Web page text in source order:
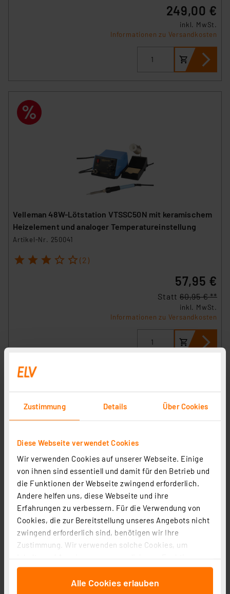
Zustimmung Details Über Cookies
Diese Webseite verwendet Cookies
Wir verwenden Cookies auf unserer Webseite. Einige
von ihnen sind essentiell und damit für den Betrieb und
die Funktionen der Webseite zwingend erforderlich.
Andere helfen uns, diese Webseite und ihre
Erfahrungen zu verbessern. Für die Verwendung von
Cookies, die zur Bereitstellung unseres Angebots nicht
zwingend erforderlich sind, benötigen wir Ihre
Zustimmung. Wir verwenden solche Cookies, um
für soziale Medien anbieten zu können und die Zugriffe
auf unsere Website zu analysieren. Außerdem geben
Alle Cookies erlauben
249,00 €
inkl. MwSt.
Informationen zu Versandkosten
Velleman 48W-Lötstation VTSSC50N mit keramischem
Heizelement und analoger Temperatureinstellung
Artikel-Nr. 250041
1 2 3 4 5 (2)
57,95 €
Statt 60,95 € **
inkl. MwSt.
Informationen zu Versandkosten
ELV LS-80D-II Digitale Lötstation, 80 W
Artikel-Nr. 115008
2 (24)
49,95 €
Statt59,95 € **
Informationen zu Versandkosten